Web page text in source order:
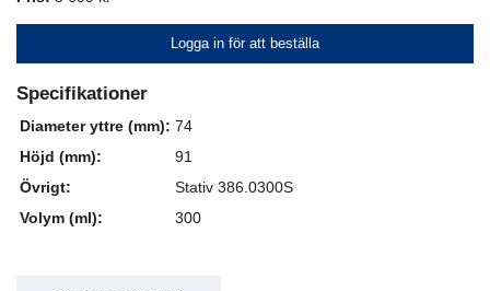
Logga in för att beställa
Specifikationer
Diameter yttre (mm): 74
Höjd (mm):
91
Övrigt:
Stativ 386.0300S
Volym (ml):
300